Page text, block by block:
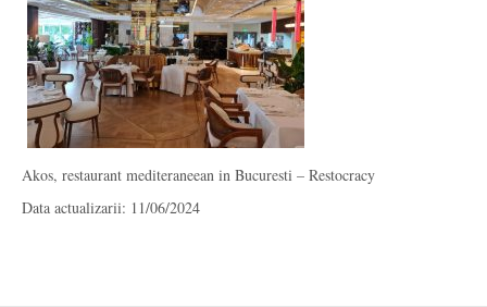
Akos, restaurant mediteraneean in Bucuresti – Restocracy
Data actualizarii: 11/06/2024